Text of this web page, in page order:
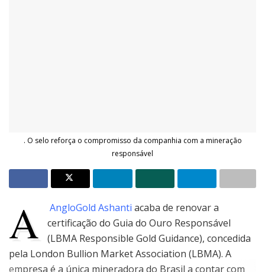
. O selo reforça o compromisso da companhia com a mineração
responsável
A AngloGold Ashanti acaba de renovar a
certificação do Guia do Ouro Responsável
(LBMA Responsible Gold Guidance), concedida
pela London Bullion Market Association (LBMA). A
empresa é a única mineradora do Brasil a contar com